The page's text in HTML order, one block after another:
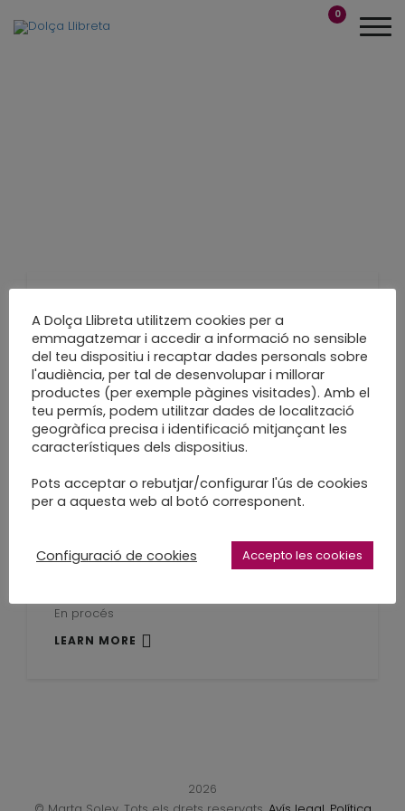
0
Àlbum de casament
de fusta
Visca els nuvis!!
LEARN MORE
Enquadernació
En procés
LEARN MORE
2026
A Dolça Llibreta utilitzem cookies per a
emmagatzemar i accedir a informació no sensible
del teu dispositiu i recaptar dades personals sobre
l'audiència, per tal de desenvolupar i millorar
productes (per exemple pàgines visitades). Amb el
teu permís, podem utilitzar dades de localització
geogràfica precisa i identificació mitjançant les
característiques dels dispositius.
Pots acceptar o rebutjar/configurar l'ús de cookies
per a aquesta web al botó corresponent.
Configuració de cookies Accepto les cookies